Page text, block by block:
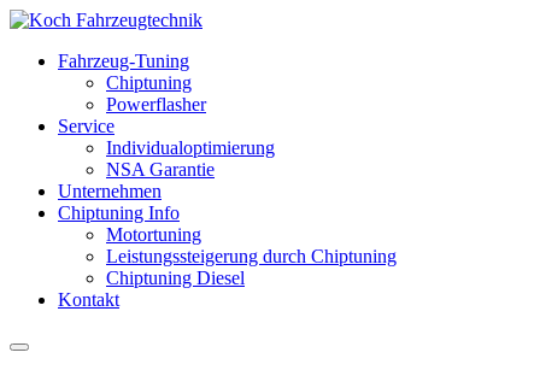
Fahrzeug-Tuning
Chiptuning
Powerflasher
Service
Individualoptimierung
NSA Garantie
Unternehmen
Chiptuning Info
Motortuning
Leistungssteigerung durch Chiptuning
Chiptuning Diesel
Kontakt